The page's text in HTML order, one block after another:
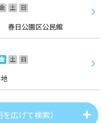
土
日
春日公園区公民館
土
日
広げて検索）